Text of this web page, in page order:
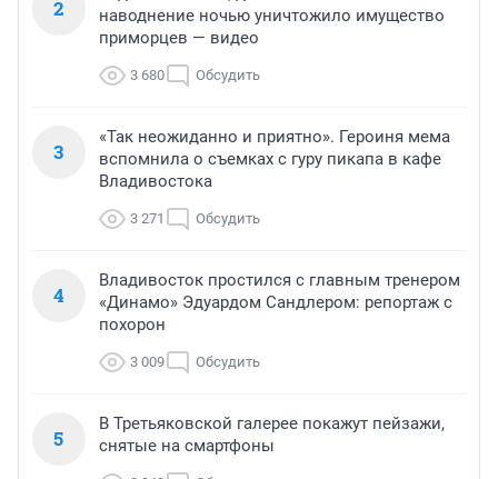
2
наводнение ночью уничтожило имущество
приморцев — видео
3 680 Обсудить
3
«Так неожиданно и приятно». Героиня мема
вспомнила о съемках с гуру пикапа в кафе
Владивостока
3 271 Обсудить
4
Владивосток простился с главным тренером
«Динамо» Эдуардом Сандлером: репортаж с
похорон
3 009 Обсудить
5
В Третьяковской галерее покажут пейзажи,
снятые на смартфоны